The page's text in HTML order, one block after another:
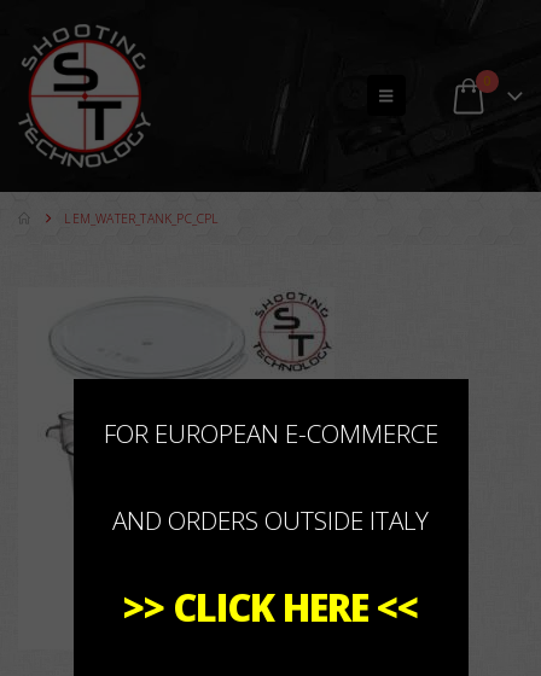
0
LEM_WATER_TANK_PC_CPL
FOR EUROPEAN E-COMMERCE
AND ORDERS OUTSIDE ITALY
>> CLICK HERE<<